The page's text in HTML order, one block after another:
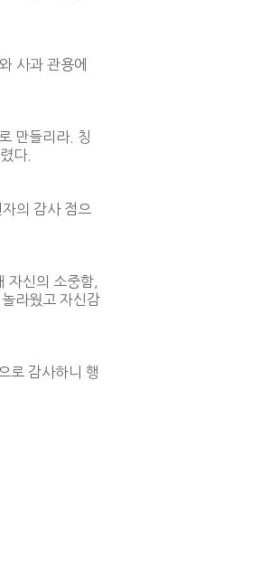
사과 관용에
만들리라. 칭
다.
의 감사 점으
자신의 소중함,
라웠고 자신감
로 감사하니 행